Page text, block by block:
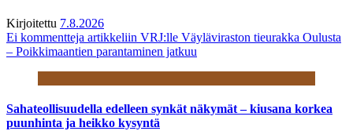
Kirjoitettu 7.8.2026
Ei kommentteja artikkeliin VRJ:lle Väyläviraston tieurakka Oulusta
– Poikkimaantien parantaminen jatkuu
Sahateollisuudella edelleen synkät näkymät – kiusana korkea
puunhinta ja heikko kysyntä